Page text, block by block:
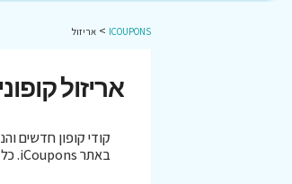
ICOUPONS
> אריזול
אריזול
קודי קופון חדשים
באתר iCoupons. כל הקופונים נבדקו לאחרונה בתאריך 06/08/2026!